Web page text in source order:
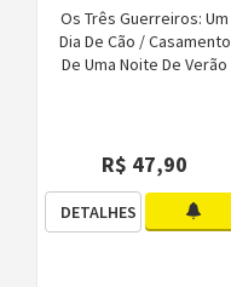
Os Três Guerreiros: Um
Dia De Cão / Casamento
De Uma Noite De Verão
R$ 47,90
DETALHES